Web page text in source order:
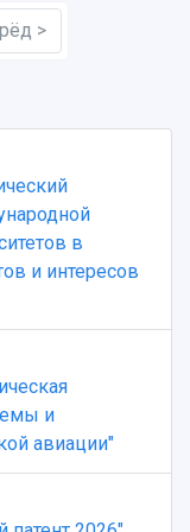
кампус
организации
>
в
и интересов
и
авиации"